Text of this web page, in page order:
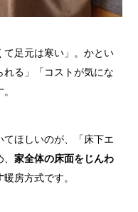
て足元は寒い」。かとい
れる」「コストが気にな
ほしいのが、「床下エ
、家全体の床面をじんわ
暖房方式です。